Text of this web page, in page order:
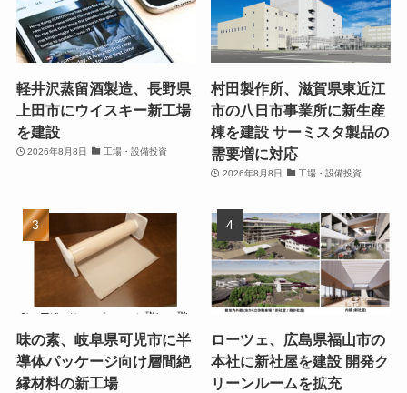
軽井沢蒸留酒製造、長野県
上田市にウイスキー新工場
を建設
2026年8月8日 工場・設備投資
村田製作所、滋賀県東近江
市の八日市事業所に新生産
棟を建設 サーミスタ製品の
需要増に対応
2026年8月8日 工場・設備投資
味の素、岐阜県可児市に半
導体パッケージ向け層間絶
縁材料の新工場
ローツェ、広島県福山市の
本社に新社屋を建設 開発ク
リーンルームを拡充